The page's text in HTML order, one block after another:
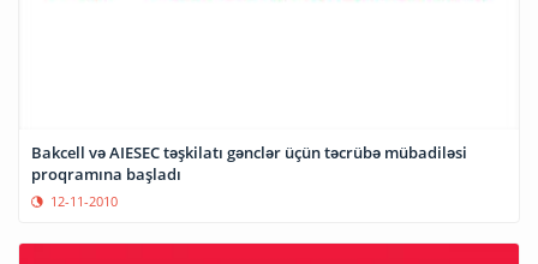
Bakcell və AIESEC təşkilatı gənclər üçün təcrübə mübadiləsi
proqramına başladı
12-11-2010